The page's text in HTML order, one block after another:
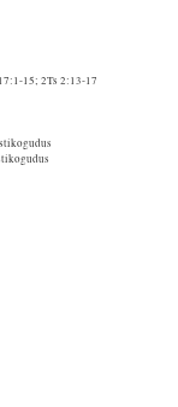
15; 2Ts 2:13-17